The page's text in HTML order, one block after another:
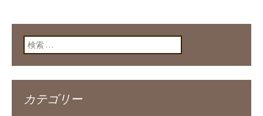
検索:
カテゴリー